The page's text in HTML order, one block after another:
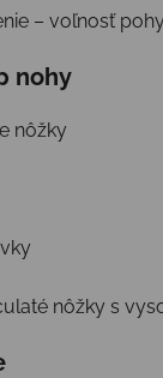
– voľnosť
nohy
nôžky
nôžky s